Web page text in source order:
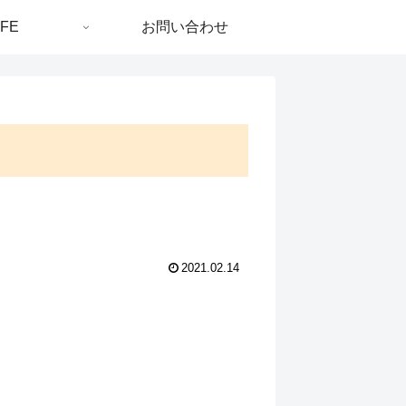
お問い合わせ
2021.02.14